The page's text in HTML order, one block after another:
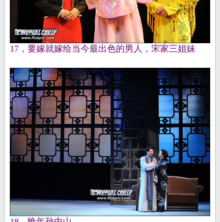
17，要嫁就嫁给当今最出色的男人，宋家三姐妹